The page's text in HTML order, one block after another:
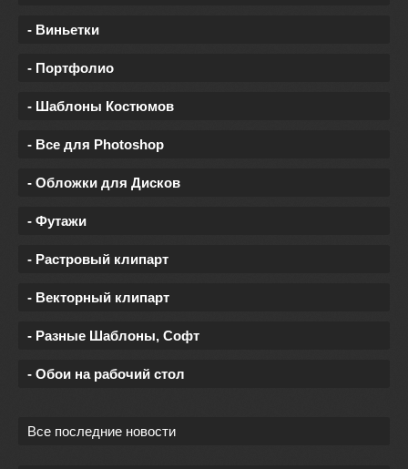
- Виньетки
- Портфолио
- Шаблоны Костюмов
- Все для Photoshop
- Обложки для Дисков
- Футажи
- Растровый клипарт
- Векторный клипарт
- Разные Шаблоны, Софт
- Обои на рабочий стол
Все последние новости